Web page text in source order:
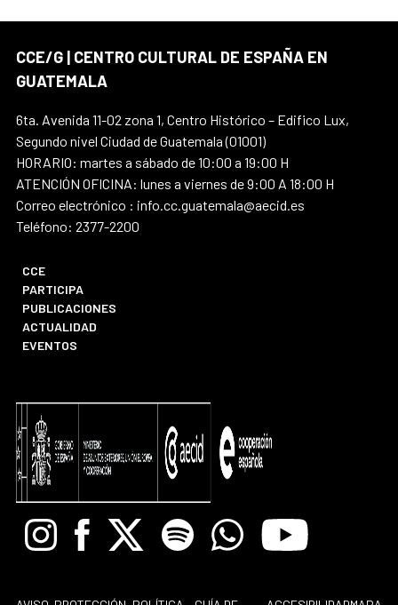
CCE/G | CENTRO CULTURAL DE ESPAÑA EN
GUATEMALA
6ta. Avenida 11-02 zona 1, Centro Histórico – Edifico Lux,
Segundo nivel Ciudad de Guatemala (01001)
HORARIO: martes a sábado de 10:00 a 19:00 H
ATENCIÓN OFICINA: lunes a viernes de 9:00 A 18:00 H
Correo electrónico : info.cc.guatemala@aecid.es
Teléfono: 2377-2200
CCE
PARTICIPA
PUBLICACIONES
ACTUALIDAD
EVENTOS
InstagramFacebook
X Spotify WhatsappYoutube